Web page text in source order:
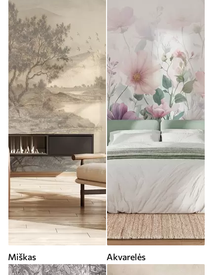
Miškas Akvarelės